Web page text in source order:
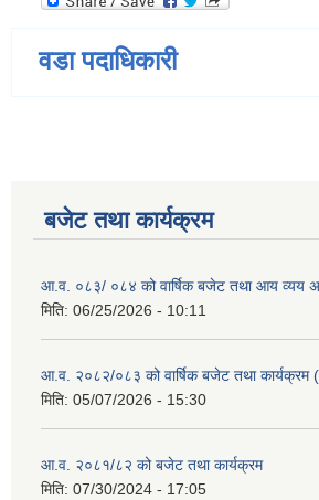
वडा पदाधिकारी
बजेट तथा कार्यक्रम
आ.व. ०८३/ ०८४ को वार्षिक बजेट तथा आय व्यय
मिति: 06/25/2026 - 10:11
आ.व. २०८२/०८३ को वार्षिक बजेट तथा कार्यक्रम
मिति: 05/07/2026 - 15:30
आ.व. २०८१/८२ को बजेट तथा कार्यक्रम
मिति: 07/30/2024 - 17:05